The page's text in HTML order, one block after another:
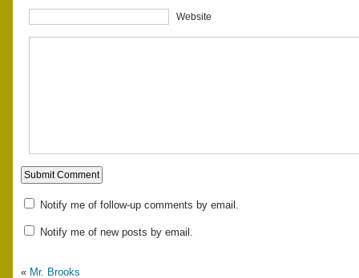
Website
Notify me of follow-up comments by email.
Notify me of new posts by email.
« Mr. Brooks